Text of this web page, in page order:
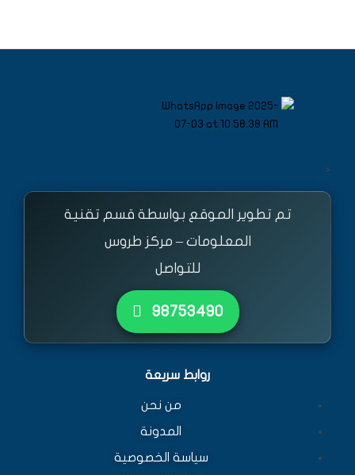
<
تم تطوير الموقع بواسطة قسم تقنية
المعلومات – مركز طروس
للتواصل
٩٨٧٥٣٤٩٠
روابط سريعة
من نحن
المدونة
سياسة الخصوصية